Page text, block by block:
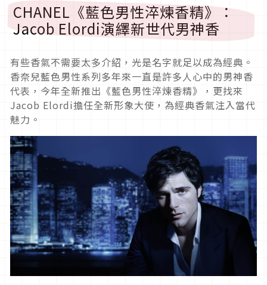
CHANEL《藍色男性淬煉香精》：
Jacob Elordi演繹新世代男神香
有些香氣不需要太多介紹，光是名字就足以成為經典。
香奈兒藍色男性系列多年來一直是許多人心中的男神香
代表，今年全新推出《藍色男性淬煉香精》，更找來
Jacob Elordi擔任全新形象大使，為經典香氣注入當代
魅力。